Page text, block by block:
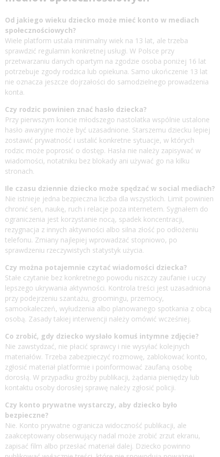
Od jakiego wieku dziecko może mieć konto w mediach
społecznościowych?
Wiele platform ustala minimalny wiek na 13 lat, ale trzeba
sprawdzić regulamin konkretnej usługi. W Polsce przy
przetwarzaniu danych opartym na zgodzie osoba poniżej 16 lat
potrzebuje zgody rodzica lub opiekuna. Samo ukończenie 13 lat
nie oznacza jeszcze dojrzałości do samodzielnego prowadzenia
konta.
Czy rodzic powinien znać hasło dziecka?
Przy pierwszym koncie młodszego nastolatka wspólnie ustalone
hasło awaryjne może być uzasadnione. Starszemu dziecku lepiej
zostawić prywatność i ustalić konkretne sytuacje, w których
rodzic może poprosić o dostęp. Hasła nie należy zapisywać w
wiadomości, notatniku bez blokady ani używać go na kilku
stronach.
Ile czasu dziennie dziecko może spędzać w social mediach?
Nie istnieje jedna bezpieczna liczba dla wszystkich. Limit powinien
chronić sen, naukę, ruch i relacje poza internetem. Sygnałem do
ograniczenia jest korzystanie nocą, spadek koncentracji,
rezygnacja z innych aktywności albo silna złość po odłożeniu
telefonu. Zmiany najlepiej wprowadzać stopniowo, po
sprawdzeniu rzeczywistych statystyk użycia.
Czy można potajemnie czytać wiadomości dziecka?
Stałe czytanie bez konkretnego powodu niszczy zaufanie i uczy
lepszego ukrywania aktywności. Kontrola treści jest uzasadniona
przy podejrzeniu szantażu, groomingu, przemocy,
samookaleczeń, wyłudzenia albo planowanego spotkania z obcą
osobą. Zasady takiej interwencji należy omówić wcześniej.
Co zrobić, gdy dziecko wysłało komuś intymne zdjęcie?
Nie zawstydzać, nie płacić sprawcy i nie wysyłać kolejnych
materiałów. Trzeba zabezpieczyć rozmowę, zablokować konto,
zgłosić materiał platformie i poinformować zaufaną osobę
dorosłą. W przypadku groźby publikacji, żądania pieniędzy lub
kontaktu osoby dorosłej sprawę należy zgłosić policji.
Czy konto prywatne wystarczy, aby dziecko było
bezpieczne?
Nie. Konto prywatne ogranicza widoczność publikacji, ale
zaakceptowany obserwujący nadal może zrobić zrzut ekranu,
zapisać film albo przesłać materiał dalej. Dziecko powinno